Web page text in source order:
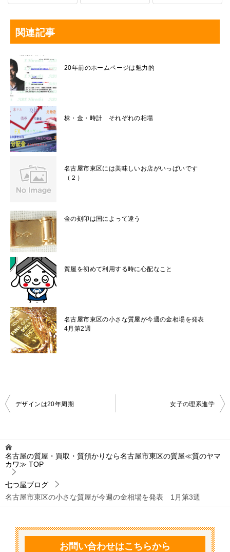
関連記事
20年前のホームページは魅力的
株・金・時計 それぞれの相場
名古屋市東区には美味しいお店がいっぱいです
（２）
金の刻印は国によって違う
質屋を初めて利用する時に心配なこと
名古屋市東区の小さな質屋が今週の金相場を発表
4月第2週
投
ビ
ゲ
ー
シ
デザインは20年周期 女子の理系進学
名古屋の質屋・買取・質預かりなら名古屋市東区の質屋≪質のヤマ
カワ≫ TOP
七つ屋ブログ
名古屋市東区の小さな質屋が今週の金相場を発表 1月第3週
お問い合わせはこちらから